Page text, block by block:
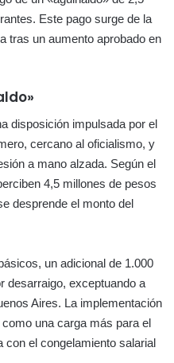
Este pago surge de la
tras un aumento aprobado en
disposición impulsada por el
cercano al oficialismo, y
a mano alzada. Según el
4,5 millones de pesos
desprende el monto del
un adicional de 1.000
desarraigo, exceptuando a
Aires. La implementación
una carga más para el
con el congelamiento salarial